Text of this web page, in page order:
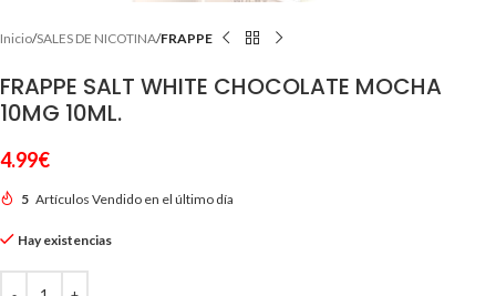
Inicio SALES DE NICOTINA FRAPPE
FRAPPE SALT WHITE CHOCOLATE MOCHA
10MG 10ML.
4.99€
5 Artículos Vendido en el último día
Hay existencias